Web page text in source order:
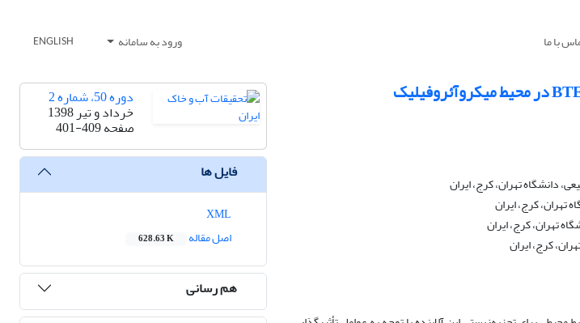
با ما ورود به سامانه ENGLISH
دانشگاه تهران، کرج، ایران
تهران، کرج، ایران
تهران، کرج، ایران
کرج، ایران
دوره 50، شماره 2
خرداد و تیر 1398
صفحه401-409
فایل ها
اصل مقاله
628.63 K
هم رسانی